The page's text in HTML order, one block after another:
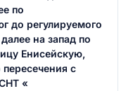
по
до регулируемого
на запад по
Енисейскую,
с
«